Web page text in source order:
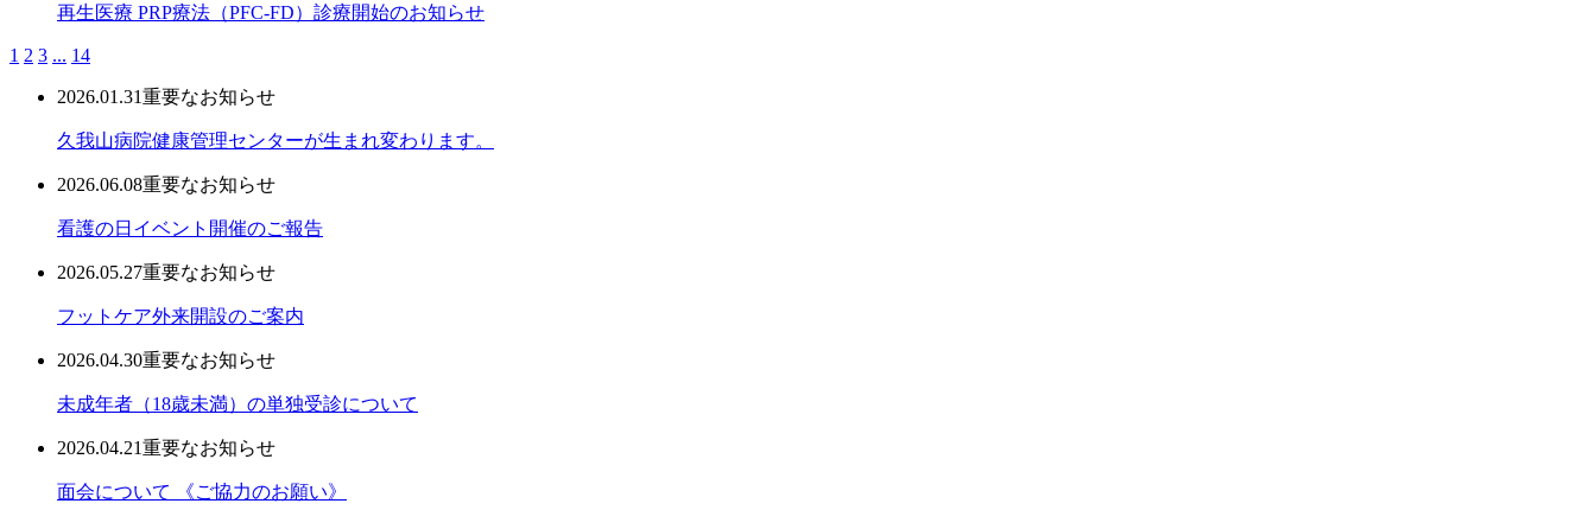
再生医療 PRP療法（PFC-FD）診療開始のお知らせ
1 2 3 ... 14
2026.01.31重要なお知らせ
久我山病院健康管理センターが生まれ変わります。
2026.06.08重要なお知らせ
看護の日イベント開催のご報告
2026.05.27重要なお知らせ
フットケア外来開設のご案内
2026.04.30重要なお知らせ
未成年者（18歳未満）の単独受診について
2026.04.21重要なお知らせ
面会について 《ご協力のお願い》